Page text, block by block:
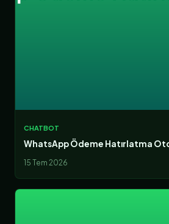
CHATBOT
WhatsApp Ödeme Hatırlatma
15 Tem 2026